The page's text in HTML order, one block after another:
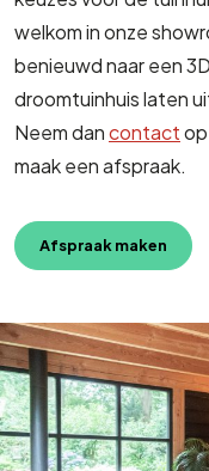
welkom in onze
benieuwd naar een
droomtuinhuis laten
Neem dancontact
maak een afspraak.
Afspraak maken